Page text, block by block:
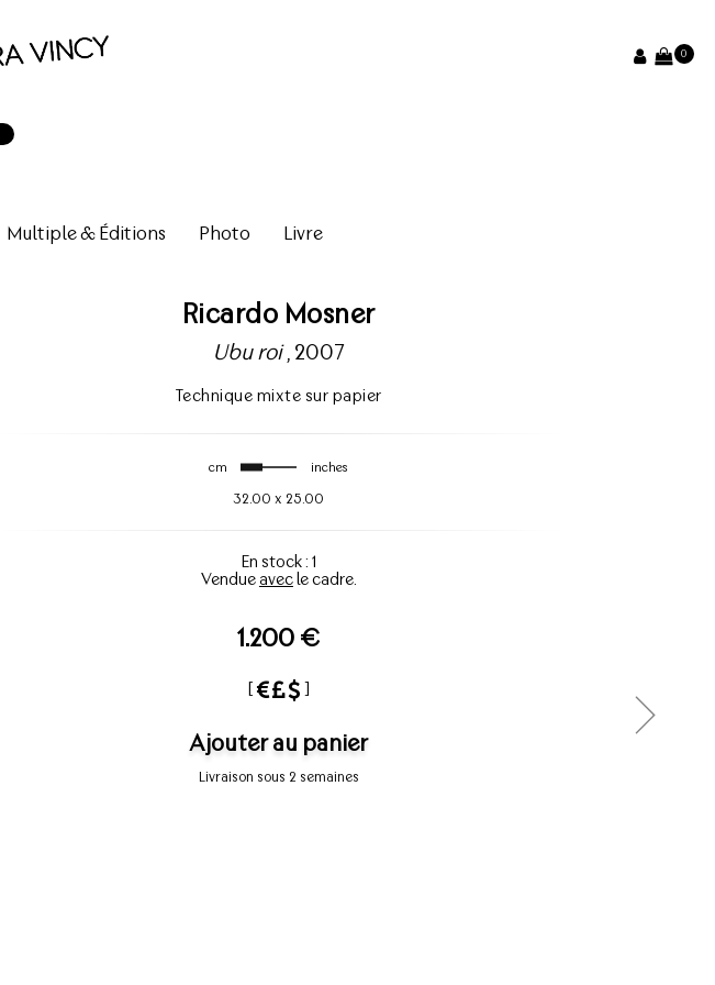
0
Multiple & Éditions Photo Livre
Ricardo Mosner
Ubu roi, 2007
Technique mixte sur papier
cm inches
32.00 x 25.00
En stock : 1
Vendueavecle cadre.
1.200 €
[ ]
Ajouter au panier
Livraison sous 2 semaines